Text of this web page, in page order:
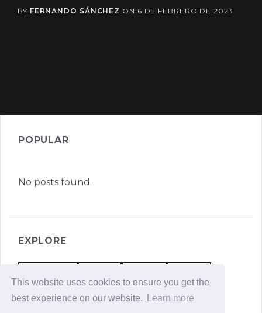
This website uses cookies to ensure you get the
best experience on our website.
Learn more
BY FERNANDO SÁNCHEZ ON 6 DE FEBRERO DE 2023
POPULAR
No posts found.
EXPLORE
VALORES
PRODUCTIVIDAD